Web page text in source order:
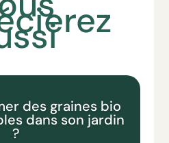
des graines bio
dans son jardin
?